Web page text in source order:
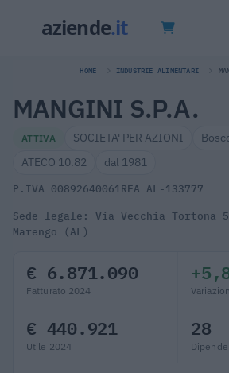
HOME INDUSTRIE ALIMENTARI
MANGINI S.P.A.
ATTIVA SOCIETA' PER AZIONI
ATECO 10.82
dal 1981
P.IVA 00892640061REA AL-133777
Sede legale: Via Vecchia Tortona
Marengo (AL)
€ 6.871.090
Fatturato 2024
€ 440.921
Utile 2024
28